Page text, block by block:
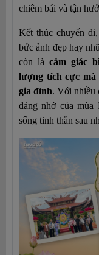
chiêm bái và tận
Kết thúc chuyến
bức ảnh đẹp hay
còn là cảm giác
lượng tích cực mà
gia đình. Với nhiều
đáng nhớ của
sống tinh thần sau